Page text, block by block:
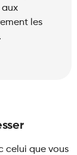
aux
les
celui que vous